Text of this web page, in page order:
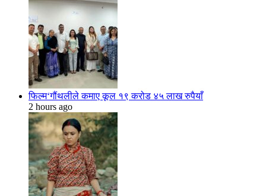
फिल्म‘गौंथलीले कमाए कूल १९ करोड ४५ लाख रुपैयाँ
2 hours ago